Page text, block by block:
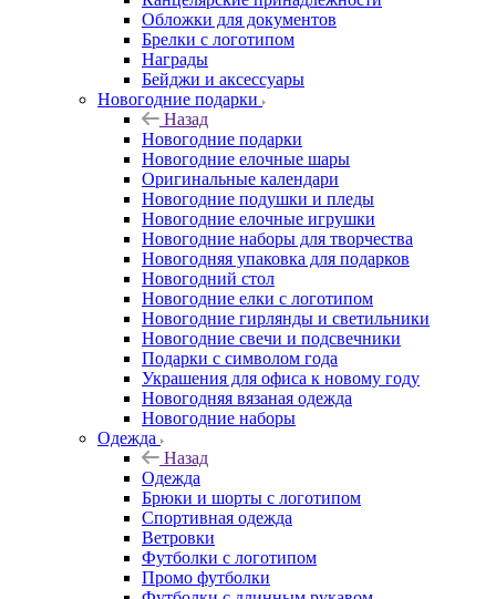
Обложки для документов
Брелки с логотипом
Награды
Бейджи и аксессуары
Новогодние подарки
Назад
Новогодние подарки
Новогодние елочные шары
Оригинальные календари
Новогодние подушки и пледы
Новогодние елочные игрушки
Новогодние наборы для творчества
Новогодняя упаковка для подарков
Новогодний стол
Новогодние елки с логотипом
Новогодние гирлянды и светильники
Новогодние свечи и подсвечники
Подарки с символом года
Украшения для офиса к новому году
Новогодняя вязаная одежда
Новогодние наборы
Одежда
Назад
Одежда
Брюки и шорты с логотипом
Спортивная одежда
Ветровки
Футболки с логотипом
Промо футболки